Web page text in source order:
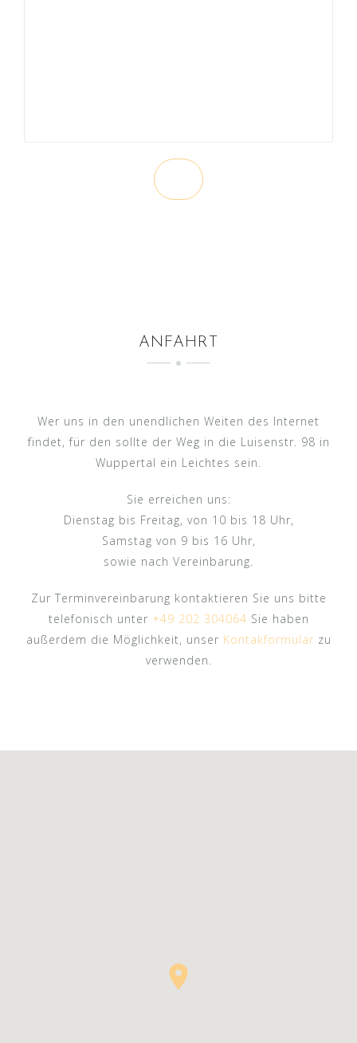
ANFAHRT
Wer uns in den unendlichen Weiten des Internet
findet, für den sollte der Weg in die Luisenstr. 98 in
Wuppertal ein Leichtes sein.
Sie erreichen uns:
Dienstag bis Freitag, von 10 bis 18 Uhr,
Samstag von 9 bis 16 Uhr,
sowie nach Vereinbarung.
Zur Terminvereinbarung kontaktieren Sie uns bitte
telefonisch unter +49 202 304064 Sie haben
außerdem die Möglichkeit, unser Kontakformular zu
verwenden.